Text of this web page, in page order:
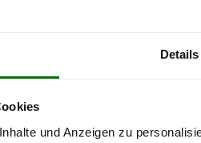
Details
und Anzeigen zu